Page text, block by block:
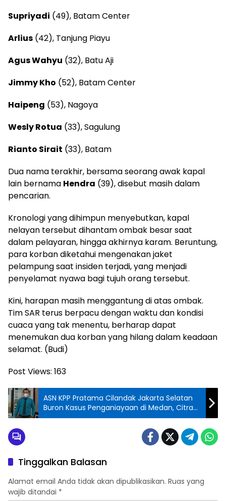
Supriyadi (49), Batam Center
Arlius (42), Tanjung Piayu
Agus Wahyu (32), Batu Aji
Jimmy Kho (52), Batam Center
Haipeng (53), Nagoya
Wesly Rotua (33), Sagulung
Rianto Sirait (33), Batam
Dua nama terakhir, bersama seorang awak kapal
lain bernama Hendra (39), disebut masih dalam
pencarian.
Kronologi yang dihimpun menyebutkan, kapal
nelayan tersebut dihantam ombak besar saat
dalam pelayaran, hingga akhirnya karam. Beruntung,
para korban diketahui mengenakan jaket
pelampung saat insiden terjadi, yang menjadi
penyelamat nyawa bagi tujuh orang tersebut.
Kini, harapan masih menggantung di atas ombak.
Tim SAR terus berpacu dengan waktu dan kondisi
cuaca yang tak menentu, berharap dapat
menemukan dua korban yang hilang dalam keadaan
selamat. (Budi)
Post Views: 163
ASN KPP Pratama Cilandak Jakarta Selatan
Buron Kasus Penganiayaan di Medan, Citra
Kepolisian Dipertanyakan
Tinggalkan Balasan
Alamat email Anda tidak akan dipublikasikan. Ruas yang
wajib ditandai *